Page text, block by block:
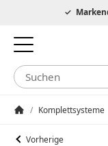
Hotline 0049 6205
/ Komplettsysteme
Vorherige